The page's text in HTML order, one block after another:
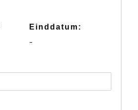
Einddatum:
-